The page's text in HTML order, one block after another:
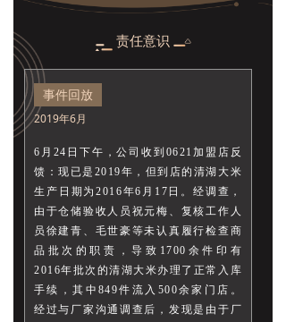
责任意识
事件回放
2019年6月
6月24日下午，公司收到0621加盟店反
馈：现已是2019年，但到店的清湖大米
生产日期为2016年6月17日。经调查，
由于仓储验收人员祝元梅、复核工作人
员徐建青、毛世豪等未认真履行检查商
品批次的职责，导致1700余件印有
2016年批次的清湖大米办理了正常入库
手续，其中849件流入500余家门店。
经过与厂家沟通调查后，发现是由于厂